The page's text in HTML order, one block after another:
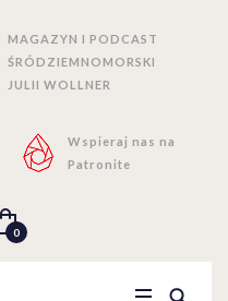
MAGAZYN I PODCAST
ŚRÓDZIEMNOMORSKI
JULII WOLLNER
Wspieraj nas na
Patronite
0